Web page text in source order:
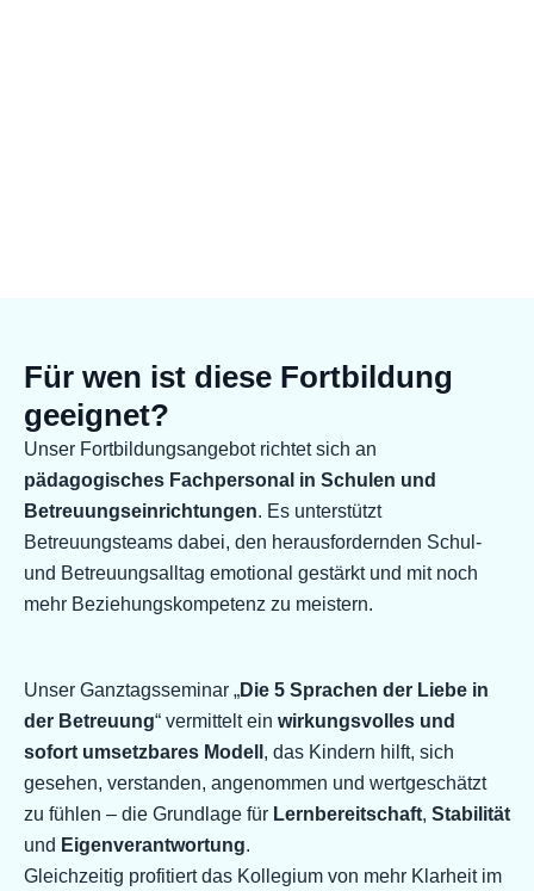
Für wen ist diese Fortbildung
geeignet?
Unser Fortbildungsangebot richtet sich an
pädagogisches Fachpersonal in Schulen und
Betreuungseinrichtungen. Es unterstützt
Betreuungsteams dabei, den herausfordernden Schul-
und Betreuungsalltag emotional gestärkt und mit noch
mehr Beziehungskompetenz zu meistern.
Unser Ganztagsseminar „Die 5 Sprachen der Liebe in
der Betreuung“ vermittelt ein wirkungsvolles und
sofort umsetzbares Modell , das Kindern hilft, sich
gesehen, verstanden, angenommen und wertgeschätzt
zu fühlen – die Grundlage für Lernbereitschaft, Stabilität
und Eigenverantwortung.
Gleichzeitig profitiert das Kollegium von mehr Klarheit im